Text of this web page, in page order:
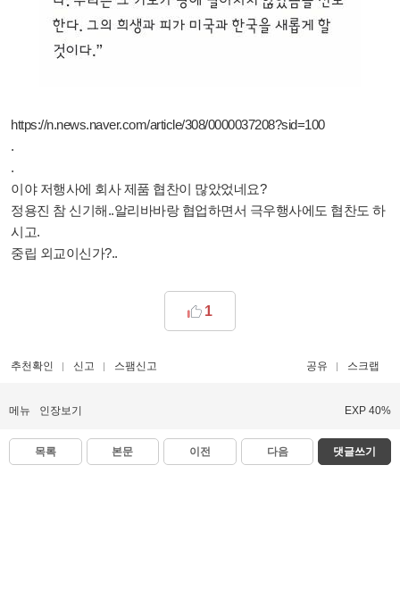
https://n.news.naver.com/article/308/0000037208?sid=100
.
.
이야 저행사에 회사 제품 협찬이 많았었네요?
정용진 참 신기해..알리바바랑 협업하면서 극우행사에도 협찬도 하
시고.
중립 외교이신가?..
1
추천확인 신고 스팸신고 공유 스크랩
메뉴 인장보기 EXP 40%
목록 본문 이전 다음 댓글쓰기